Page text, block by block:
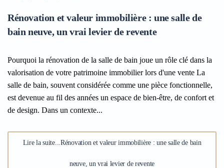
Rénovation et valeur immobilière : une salle de
bain neuve, un vrai levier de revente
Pourquoi la rénovation de la salle de bain joue un rôle clé dans la
valorisation de votre patrimoine immobilier lors d'une vente La
salle de bain, souvent considérée comme une pièce fonctionnelle,
est devenue au fil des années un espace de bien-être, de confort et
de design. Dans un contexte...
Lire la suite...Rénovation et valeur immobilière : une salle de bain
neuve, un vrai levier de revente